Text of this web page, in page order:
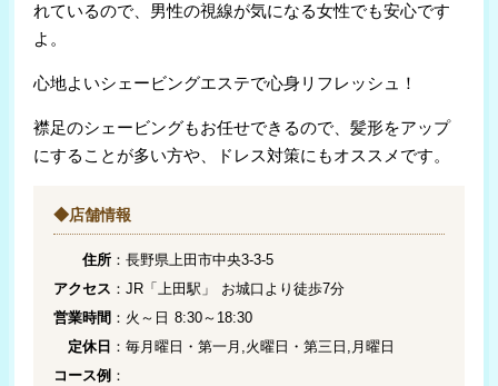
れているので、男性の視線が気になる女性でも安心です
よ。
心地よいシェービングエステで心身リフレッシュ！
襟足のシェービングもお任せできるので、髪形をアップ
にすることが多い方や、ドレス対策にもオススメです。
◆店舗情報
住所 ：長野県上田市中央3-3-5
アクセス ：JR「上田駅」 お城口より徒歩7分
営業時間 ：火～日 8:30～18:30
定休日 ：毎月曜日・第一月,火曜日・第三日,月曜日
コース例 ：